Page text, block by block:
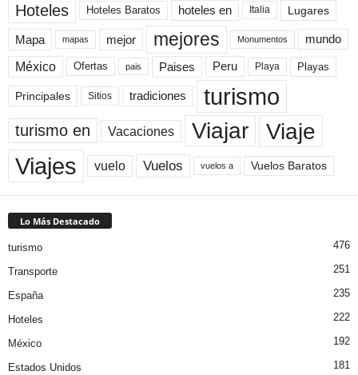
Hoteles Hoteles Baratos hoteles en Italia Lugares
Mapa mapas mejor mejores Monumentos mundo
México Ofertas pais Paises Peru Playa Playas
Principales Sitios tradiciones turismo
turismo en Vacaciones Viajar Viaje
Viajes vuelo Vuelos vuelos a Vuelos Baratos
Lo Más Destacado
turismo 476
Transporte 251
España 235
Hoteles 222
México 192
Estados Unidos 181